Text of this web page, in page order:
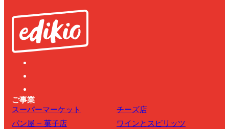
ご事業
スーパーマーケット
チーズ店
パン屋 – 菓子店
ワインとスピリッツ